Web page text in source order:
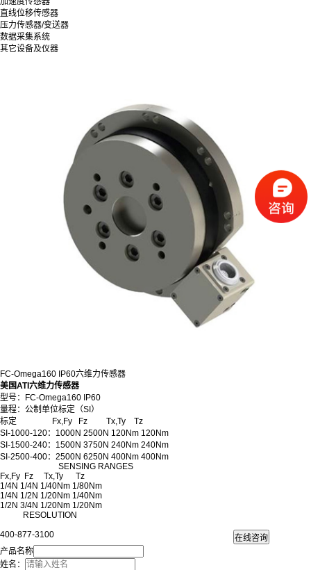
直线位移传感器
压力传感器/变送器
数据采集系统
其它设备及仪器
FC-Omega160 IP60六维力传感器
美国ATI六维力传感器
型号：FC-Omega160 IP60
量程：公制单位标定（SI）
标定 Fx,Fy Fz Tx,Ty Tz
SI-1000-120：1000N 2500N 120Nm 120Nm
SI-1500-240：1500N 3750N 240Nm 240Nm
SI-2500-400：2500N 6250N 400Nm 400Nm
SENSING RANGES
Fx,Fy Fz Tx,Ty Tz
1/4N 1/4N 1/40Nm 1/80Nm
1/4N 1/2N 1/20Nm 1/40Nm
1/2N 3/4N 1/20Nm 1/20Nm
RESOLUTION
400-877-3100
产品名称
姓名：